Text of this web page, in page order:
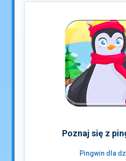
Poznaj się z
Pingwin dla